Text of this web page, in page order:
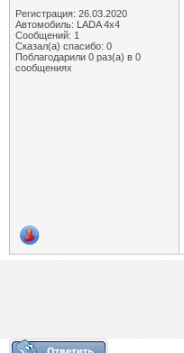
Регистрация: 26.03.2020
Автомобиль: LADA 4x4
Сообщений: 1
Сказал(а) спасибо: 0
Поблагодарили 0 раз(а) в 0
сообщениях